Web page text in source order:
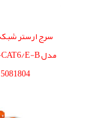
5081804